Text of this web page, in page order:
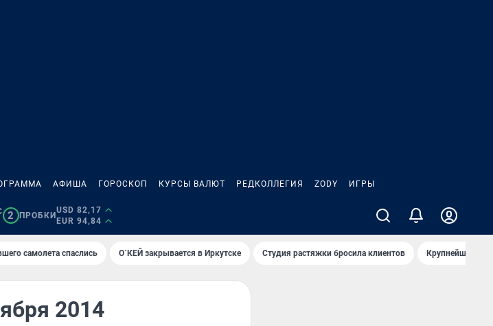
АФИША ГОРОСКОП КУРСЫ ВАЛЮТ РЕДКОЛЛЕГИЯ ZODY ИГРЫ
2 ПРОБКИ
USD 82,17
EUR 94,84
самолета спаслись О`КЕЙ закрывается в Иркутске Студия растяжки бросила клиентов Крупнейшие
2014